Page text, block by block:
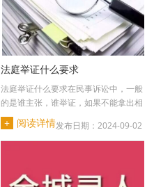
法庭举证什么要求
法庭举证什么要求在民事诉讼中，一般
的是谁主张，谁举证，如果不能拿出相
应的证据，可能要···
+ 阅读详情发布日期：2024-09-02